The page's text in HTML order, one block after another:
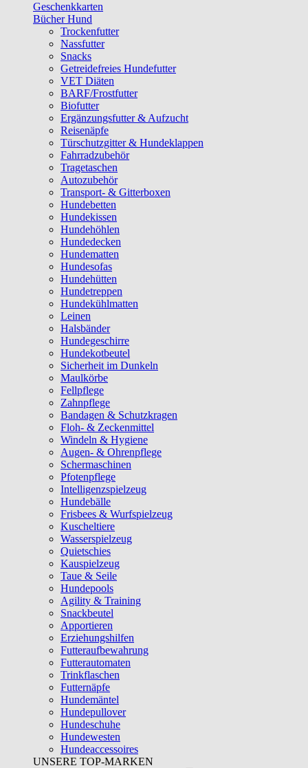
Geschenkkarten
Bücher Hund
Trockenfutter
Nassfutter
Snacks
Getreidefreies Hundefutter
VET Diäten
BARF/Frostfutter
Biofutter
Ergänzungsfutter & Aufzucht
Reisenäpfe
Türschutzgitter & Hundeklappen
Fahrradzubehör
Tragetaschen
Autozubehör
Transport- & Gitterboxen
Hundebetten
Hundekissen
Hundehöhlen
Hundedecken
Hundematten
Hundesofas
Hundehütten
Hundetreppen
Hundekühlmatten
Leinen
Halsbänder
Hundegeschirre
Hundekotbeutel
Sicherheit im Dunkeln
Maulkörbe
Fellpflege
Zahnpflege
Bandagen & Schutzkragen
Floh- & Zeckenmittel
Windeln & Hygiene
Augen- & Ohrenpflege
Schermaschinen
Pfotenpflege
Intelligenzspielzeug
Hundebälle
Frisbees & Wurfspielzeug
Kuscheltiere
Wasserspielzeug
Quietschies
Kauspielzeug
Taue & Seile
Hundepools
Agility & Training
Snackbeutel
Apportieren
Erziehungshilfen
Futteraufbewahrung
Futterautomaten
Trinkflaschen
Futternäpfe
Hundemäntel
Hundepullover
Hundeschuhe
Hundewesten
Hundeaccessoires
UNSERE TOP-MARKEN